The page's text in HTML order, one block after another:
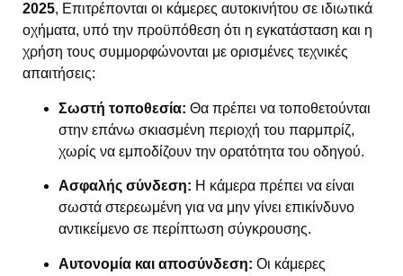
2025, Επιτρέπονται οι κάμερες αυτοκινήτου σε ιδιωτικά
οχήματα, υπό την προϋπόθεση ότι η εγκατάσταση και η
χρήση τους συμμορφώνονται με ορισμένες τεχνικές
απαιτήσεις:
Σωστή τοποθεσία: Θα πρέπει να τοποθετούνται
στην επάνω σκιασμένη περιοχή του παρμπρίζ,
χωρίς να εμποδίζουν την ορατότητα του οδηγού.
Ασφαλής σύνδεση: Η κάμερα πρέπει να είναι
σωστά στερεωμένη για να μην γίνει επικίνδυνο
αντικείμενο σε περίπτωση σύγκρουσης.
Αυτονομία και αποσύνδεση: Οι κάμερες